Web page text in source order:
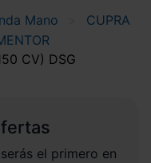
Mano
CUPRA
CV) DSG
el primero en